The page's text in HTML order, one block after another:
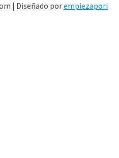
| Diseñado porempiezapori